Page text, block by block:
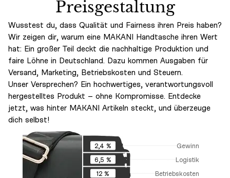
Preisgestaltung
Wusstest du, dass Qualität und Fairness ihren Preis haben?
Wir zeigen dir, warum eine MAKANI Handtasche ihren Wert
hat: Ein großer Teil deckt die nachhaltige Produktion und
faire Löhne in Deutschland. Dazu kommen Ausgaben für
Versand, Marketing, Betriebskosten und Steuern.
Unser Versprechen? Ein hochwertiges, verantwortungsvoll
hergestelltes Produkt – ohne Kompromisse. Entdecke
jetzt, was hinter MAKANI Artikeln steckt, und überzeuge
dich selbst!
2,4 %
Gewinn
6,5 %
Logistik
12 %
Betriebskosten